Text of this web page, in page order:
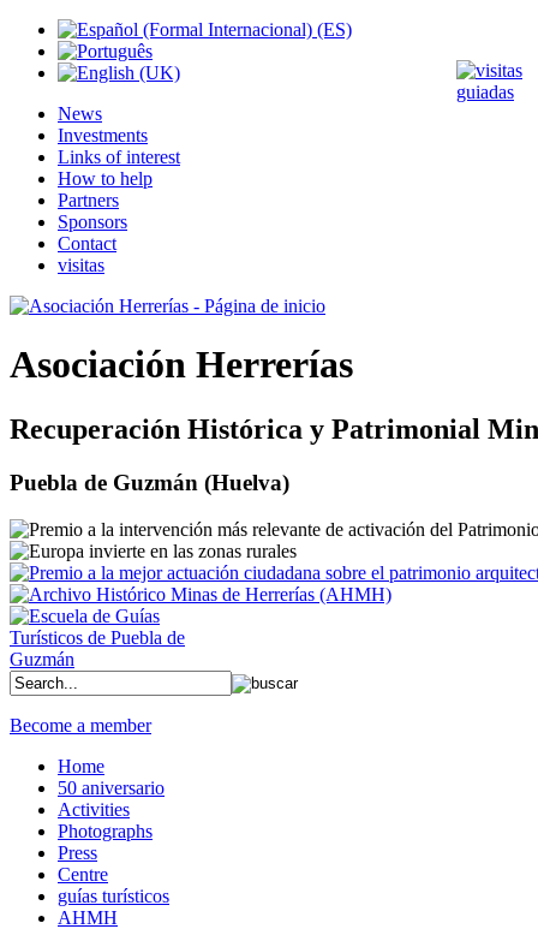
News
Investments
Links of interest
How to help
Partners
Sponsors
Contact
visitas
Asociación Herrerías
Recuperación Histórica y Patrimonial
Puebla de Guzmán (Huelva)
Become a member
Home
50 aniversario
Activities
Photographs
Press
Centre
guías turísticos
AHMH